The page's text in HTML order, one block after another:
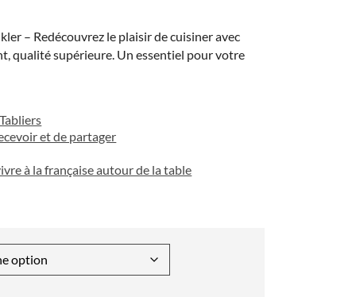
– Redécouvrez le plaisir de cuisiner avec
qualité supérieure. Un essentiel pour votre
Tabliers
et de partager
à la française autour de la table